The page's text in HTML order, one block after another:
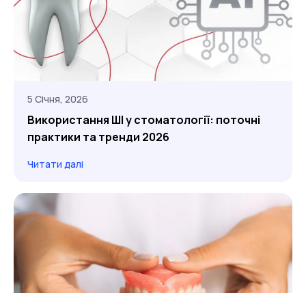
5 Січня, 2026
Використання ШІ у стоматології: поточні
практики та тренди 2026
Читати далі